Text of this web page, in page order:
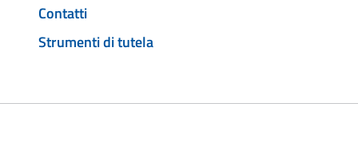
Contatti
Strumenti di tutela